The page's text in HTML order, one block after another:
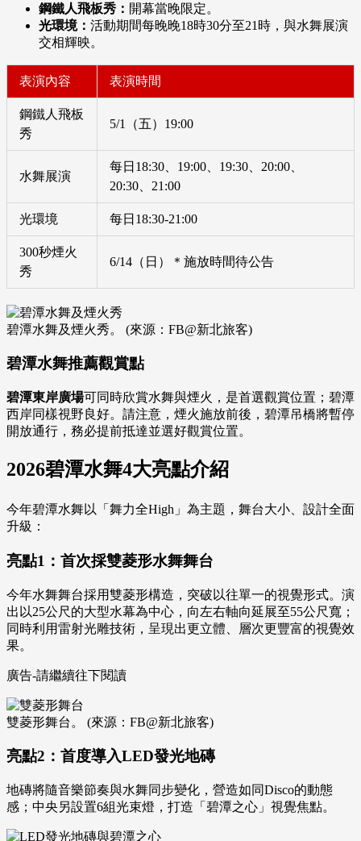
鋼鐵人飛板秀： 開幕當晚限定。
光環境： 活動期間每晚晚18時30分至21時，與水舞展演
交相輝映。
表演內容 表演時間
鋼鐵人飛板
秀
5/1（五）19:00
水舞展演
每日18:30、19:00、19:30、20:00、
20:30、21:00
光環境 每日18:30-21:00
300秒煙火
秀
6/14（日）＊施放時間待公告
碧潭水舞及煙火秀。 (來源：FB@新北旅客)
碧潭水舞推薦觀賞點
碧潭東岸廣場可同時欣賞水舞與煙火，是首選觀賞位置；碧潭
西岸同樣視野良好。請注意，煙火施放前後，碧潭吊橋將暫停
開放通行，務必提前抵達並選好觀賞位置。
2026碧潭水舞4大亮點介紹
今年碧潭水舞以「舞力全High」為主題，舞台大小、設計全面
升級：
亮點1：首次採雙菱形水舞舞台
今年水舞舞台採用雙菱形構造，突破以往單一的視覺形式。演
出以25公尺的大型水幕為中心，向左右軸向延展至55公尺寬；
同時利用雷射光雕技術，呈現出更立體、層次更豐富的視覺效
果。
廣告-請繼續往下閱讀
雙菱形舞台。 (來源：FB@新北旅客)
亮點2：首度導入LED發光地磚
地磚將隨音樂節奏與水舞同步變化，營造如同Disco的動態
感；中央另設置6組光束燈，打造「碧潭之心」視覺焦點。